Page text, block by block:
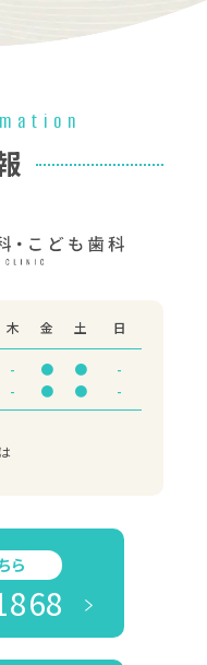
木 金 土 日
- ● ●
-
- ● ● -
ら